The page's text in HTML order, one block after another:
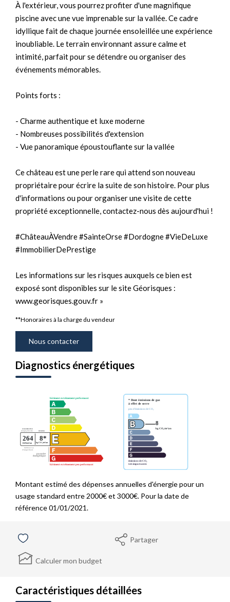
À l'extérieur, vous pourrez profiter d'une magnifique
piscine avec une vue imprenable sur la vallée. Ce cadre
idyllique fait de chaque journée ensoleillée une expérience
inoubliable. Le terrain environnant assure calme et
intimité, parfait pour se détendre ou organiser des
événements mémorables.
Points forts :
- Charme authentique et luxe moderne
- Nombreuses possibilités d'extension
- Vue panoramique époustouflante sur la vallée
Ce château est une perle rare qui attend son nouveau
propriétaire pour écrire la suite de son histoire. Pour plus
d'informations ou pour organiser une visite de cette
propriété exceptionnelle, contactez-nous dès aujourd'hui !
#ChâteauÀVendre #SainteOrse #Dordogne #VieDeLuxe
#ImmobilierDePrestige
Les informations sur les risques auxquels ce bien est
exposé sont disponibles sur le site Géorisques :
www.georisques.gouv.fr »
**Honoraires à la charge du vendeur
Nous contacter
Diagnostics énergétiques
Montant estimé des dépenses annuelles d'énergie pour un
usage standard entre 2000€ et 3000€. Pour la date de
référence 01/01/2021.
Partager
Calculer mon budget
Caractéristiques détaillées